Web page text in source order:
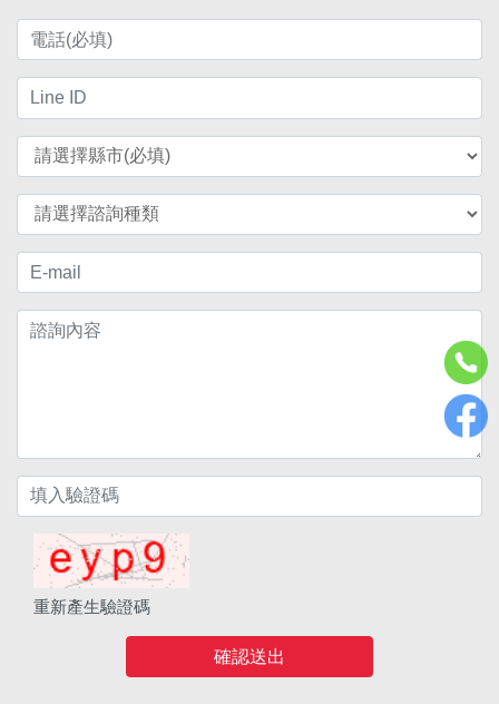
重新產生驗證碼
確認送出